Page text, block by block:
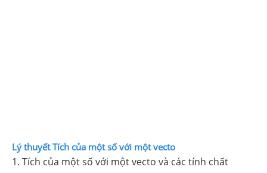
Lý thuyết Tích của một số với một vecto
1. Tích của một số với một vecto và các tính chất